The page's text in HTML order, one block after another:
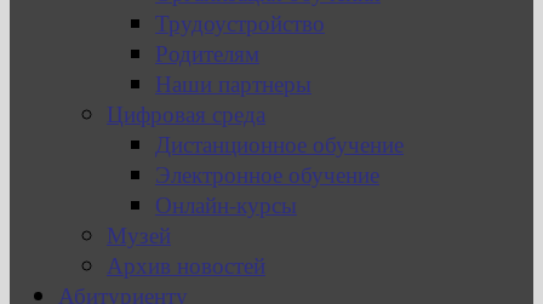
Трудоустройство
Родителям
Наши партнеры
Цифровая среда
Дистанционное обучение
Электронное обучение
Онлайн-курсы
Музей
Архив новостей
Абитуриенту